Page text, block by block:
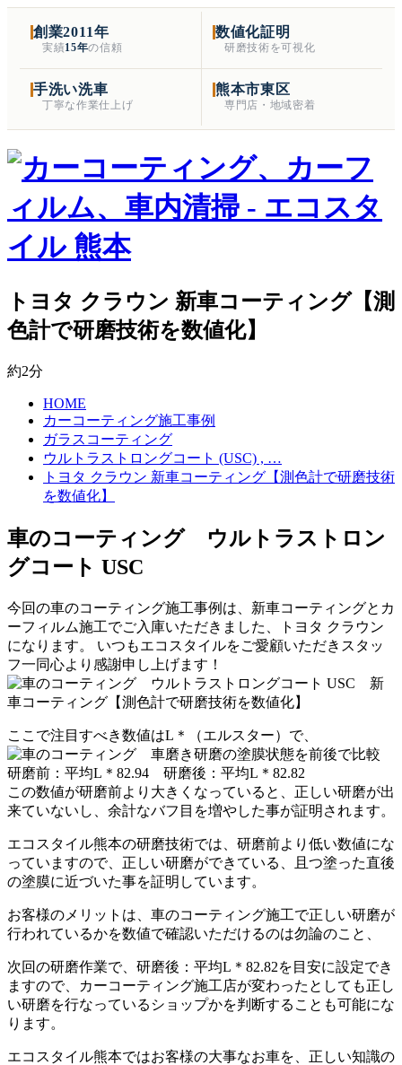
創業2011年
実績15年の信頼
数値化証明
研磨技術を可視化
手洗い洗車
丁寧な作業仕上げ
熊本市東区
専門店・地域密着
トヨタ クラウン 新車コーティング【測
色計で研磨技術を数値化】
約2分
HOME
カーコーティング施工事例
ガラスコーティング
ウルトラストロングコート (USC) , …
トヨタ クラウン 新車コーティング【測色計で研磨技術
を数値化】
車のコーティング ウルトラストロン
グコート USC
今回の車のコーティング施工事例は、新車コーティングとカ
ーフィルム施工でご入庫いただきました、トヨタ クラウン
になります。 いつもエコスタイルをご愛顧いただきスタッ
フ一同心より感謝申し上げます！
ここで注目すべき数値はL＊ （エルスター）で、
研磨前 ： 平均L＊82.94 研磨後 ： 平均L＊82.82
この数値が研磨前より 大きく なっていると、 正しい研磨が出
来ていないし、余計なバフ目を増やした事が証明 されます。
エコスタイル熊本の研磨技術では、研磨前より低い数値にな
っていますので、正しい研磨ができている、且つ塗った直後
の塗膜に近づいた事を証明しています。
お客様のメリットは、車のコーティング施工で正しい研磨が
行われているかを数値で確認いただけるのは勿論のこと、
次回の研磨作業で、 研磨後 ： 平均L＊82.82を目安に設定でき
ますので、カーコーティング施工店が変わったとしても正し
い研磨を行なっているショップかを判断することも可能にな
ります。
エコスタイル熊本ではお客様の大事なお車を、正しい知識の